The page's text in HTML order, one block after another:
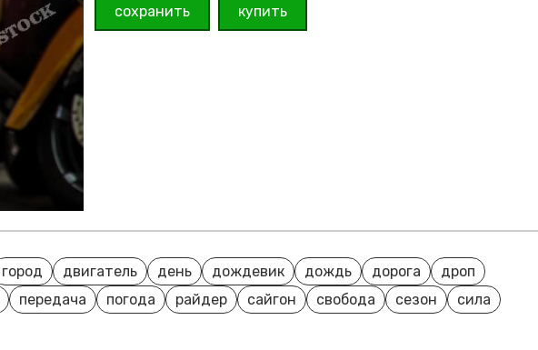
сохранить купить
город двигатель день дождевик дождь дорога
дроп
передача погода райдер сайгон свобода сезон
сила